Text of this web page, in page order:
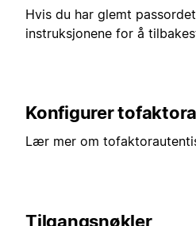
Hvis du har glemt
instruksjonene for å
Konfigurer
Lær mer om
Tilgangsnøkler